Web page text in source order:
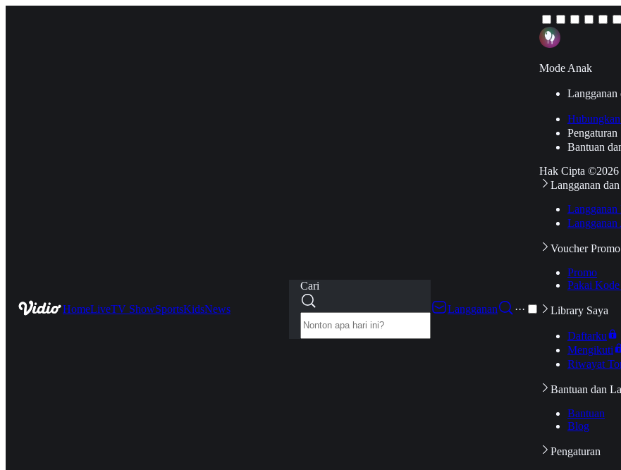
HomeLiveTV ShowSportsKidsNews
Cari
Langganan
···
Mode Anak
Langganan
Pengaturan
Bantuan
Hak Cipta
Langganan
Langganan
Voucher Promo
Promo
Pakai
Library Saya
Daftarku
Mengikuti
Riwayat
Bantuan dan
Bantuan
Blog
Pengaturan